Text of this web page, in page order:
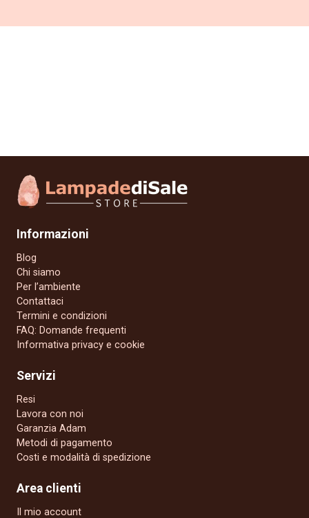
Informazioni
Blog
Chi siamo
Per l’ambiente
Contattaci
Termini e condizioni
FAQ: Domande frequenti
Informativa privacy e cookie
Servizi
Resi
Lavora con noi
Garanzia Adam
Metodi di pagamento
Costi e modalità di spedizione
Area clienti
Il mio account